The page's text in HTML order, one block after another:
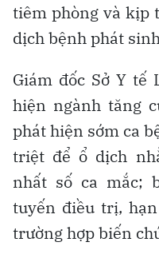
tiêm phòng và kịp
dịch bệnh phát
Giám đốc Sở Y tế
hiện ngành tăng
phát hiện sớm ca
triệt để ổ dịch
nhất số ca mắc;
tuyến điều trị,
trường hợp biến